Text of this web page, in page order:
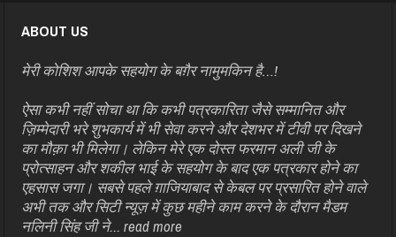
ABOUT US
मेरी कोशिश आपके सहयोग के बग़ैर नामुमकिन है…!
ऐसा कभी नहीं सोचा था कि कभी पत्रकारिता जैसे सम्मानित और
ज़िम्मेदारी भरे शुभकार्य में भी सेवा करने और देशभर में टीवी पर दिखने
का मौक़ा भी मिलेगा। लेकिन मेरे एक दोस्त फरमान अली जी के
प्रोत्साहन और शकील भाई के सहयोग के बाद एक पत्रकार होने का
एहसास जगा। सबसे पहले ग़ाजियाबाद से केबल पर प्रसारित होने वाले
अभी तक और सिटी न्यूज़ में कुछ महीने काम करने के दौरान मैडम
नलिनी सिंह जी ने...read more